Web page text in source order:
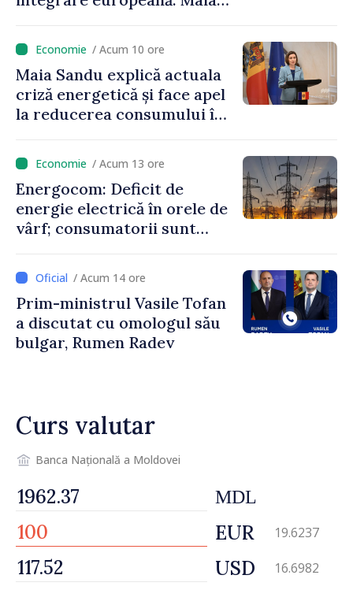
niciun stat”
/ Acum 10 ore
Maia Sandu explică actuala
criză energetică și face apel
la reducerea consumului în
putem menține prețurile la
un nivel mai mic”
/ Acum 13 ore
Energocom: Deficit de
energie electrică în orele de
vârf; consumatorii sunt
/ Acum 14 ore
Prim-ministrul Vasile Tofan
a discutat cu omologul său
bulgar, Rumen Radev
Curs valutar
Banca Națională a Moldovei
MDL
EUR 19.6237
USD 16.6982